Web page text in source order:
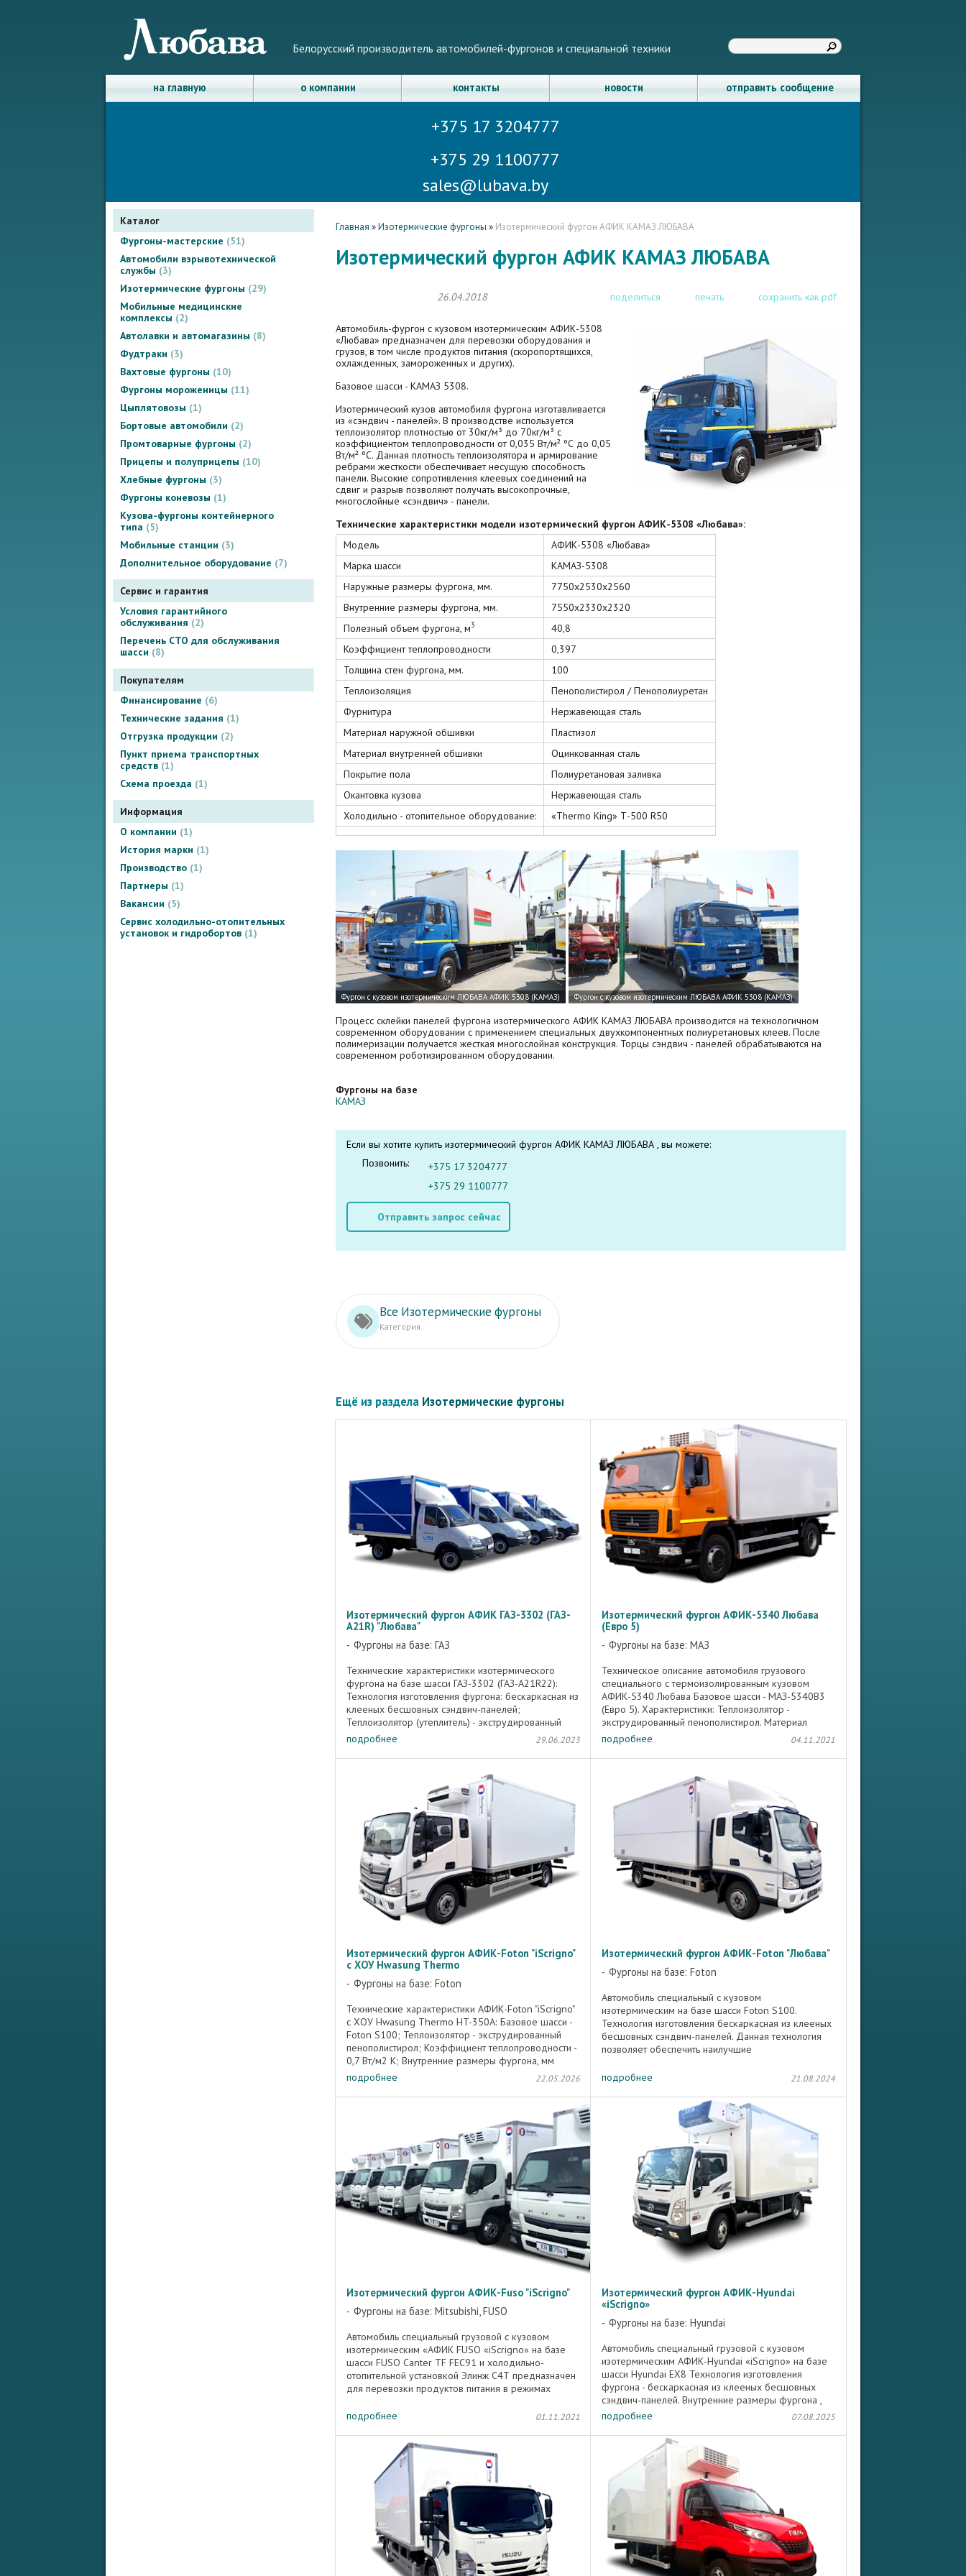
Белорусский производитель автомобилей-фургонов и специальной техники
на главную о компании контакты новости отправить сообщение
+375 17 3204777
+375 29 1100777
sales@lubava.by
Каталог
Фургоны-мастерские
51
Автомобили взрывотехнической
службы
3
Изотермические фургоны
29
Мобильные медицинские
комплексы
2
Автолавки и автомагазины
8
Фудтраки
3
Вахтовые фургоны 10
Фургоны мороженицы 11
Цыплятовозы 1
Бортовые автомобили
2
Промтоварные фургоны
2
Прицепы и полуприцепы 10
Хлебные фургоны
3
Фургоны коневозы 1
Кузова-фургоны контейнерного
типа
5
Мобильные станции
3
Дополнительное оборудование
7
Сервис и гарантия
Условия гарантийного
обслуживания
2
Перечень СТО для обслуживания
шасси
8
Покупателям
Финансирование
6
Технические задания 1
Отгрузка продукции
2
Пункт приема транспортных
средств 1
Схема проезда 1
Информация
О компании 1
История марки 1
Производство 1
Партнеры 1
Вакансии
5
Сервис холодильно-отопительных
установок и гидробортов 1
Главная »Изотермические фургоны » Изотермический фургон АФИК КАМАЗ ЛЮБАВА
Изотермический фургон АФИК КАМАЗ ЛЮБАВА
26.04.2018 поделиться печать сохранить как pdf
Автомобиль-фургон с кузовом изотермическим АФИК-5308
«Любава» предназначен для перевозки оборудования и
грузов, в том числе продуктов питания (скоропортящихся,
охлажденных, замороженных и других).
Базовое шасси - КАМАЗ 5308.
Изотермический кузов автомобиля фургона изготавливается
из «сэндвич - панелей». В производстве используется
теплоизолятор плотностью от 30кг/м³ до 70кг/м³ с
коэффициентом теплопроводности от 0,035 Вт/м² ºС до 0,05
Вт/м² ºС. Данная плотность теплоизолятора и армирование
ребрами жесткости обеспечивает несущую способность
панели. Высокие сопротивления клеевых соединений на
сдвиг и разрыв позволяют получать высокопрочные,
многослойные «сэндвич» - панели.
Технические характеристики модели изотермический фургон АФИК-5308 «Любава»:
Модель
АФИК-5308 «Любава»
Марка шасси
КАМАЗ-5308
Наружные размеры фургона, мм.
7750х2530х2560
Внутренние размеры фургона, мм.
7550х2330х2320
Полезный объем фургона, м3
40,8
Коэффициент теплопроводности
0,397
Толщина стен фургона, мм.
100
Теплоизоляция
Пенополистирол / Пенополиуретан
Фурнитура
Нержавеющая сталь
Материал наружной обшивки
Пластизол
Материал внутренней обшивки
Оцинкованная сталь
Покрытие пола
Полиуретановая заливка
Окантовка кузова
Нержавеющая сталь
Холодильно - отопительное оборудование:
«Thermo King» Т-500 R50
Процесс склейки панелей фургона изотермического АФИК КАМАЗ ЛЮБАВА производится на технологичном
современном оборудовании с применением специальных двухкомпонентных полиуретановых клеев. После
полимеризации получается жесткая многослойная конструкция. Торцы сэндвич - панелей обрабатываются на
современном роботизированном оборудовании.
Фургоны на базе
КАМАЗ
Если вы хотите купить изотермический фургон АФИК КАМАЗ ЛЮБАВА , вы можете:
Позвонить:
+375 17 3204777
+375 29 1100777
Отправить запрос сейчас
Все Изотермические фургоны
Категория
Ещё из раздела Изотермические фургоны
Изотермический фургон АФИК ГАЗ-3302 (ГАЗ-
А21R) "Любава"
Фургоны на базе: ГАЗ
Технические характеристики изотермического
фургона на базе шасси ГАЗ-3302 (ГАЗ-А21R22):
Технология изготовления фургона: бескаркасная из
клееных бесшовных сэндвич-панелей;
Теплоизолятор (утеплитель) - экструдированный
пенополистирол; Наружные ...
подробнее 29.06.2023
Изотермический фургон АФИК-5340 Любава
(Евро 5)
Фургоны на базе: МАЗ
Техническое описание автомобиля грузового
специального с термоизолированным кузовом
АФИК-5340 Любава Базовое шасси - МАЗ-5340B3
(Евро 5). Характеристики: Теплоизолятор -
экструдированный пенополистирол. Материал
наружной обшивки стен дверей и крыши ...
подробнее 04.11.2021
Изотермический фургон АФИК-Foton "iScrigno"
с ХОУ Hwasung Thermo
Фургоны на базе: Foton
Технические характеристики АФИК-Foton "iScrigno"
c ХОУ Hwasung Thermo HT-350А: Базовое шасси -
Foton S100; Теплоизолятор - экструдированный
пенополистирол; Коэффициент теплопроводности -
0,7 Вт/м2 K; Внутренние размеры фургона, мм
(Д*Ш*В) ≈ ...
подробнее 22.05.2026
Изотермический фургон АФИК-Foton "Любава"
Фургоны на базе: Foton
Автомобиль специальный с кузовом
изотермическим на базе шасси Foton S100.
Технология изготовления бескаркасная из клееных
бесшовных сэндвич-панелей. Данная технология
позволяет обеспечить наилучшие
«тепловых ...
подробнее 21.08.2024
Изотермический фургон АФИК-Fuso "iScrigno"
Фургоны на базе: Mitsubishi, FUSO
Автомобиль специальный грузовой с кузовом
изотермическим «АФИК FUSO «iScrigno» на базе
шасси FUSO Canter TF FEC91 и холодильно-
отопительной установкой Элинж С4Т предназначен
для перевозки продуктов питания в режимах
подробнее
01.11.2021
Изотермический фургон АФИК-Hyundai
«iScrigno»
Фургоны на базе: Hyundai
Автомобиль специальный грузовой с кузовом
изотермическим АФИК-Hyundai «iScrigno» на базе
шасси Hyundai EX8 Технология изготовления
фургона - бескаркасная из клееных бесшовных
сэндвич-панелей. Внутренние размеры фургона ,
мм (ДхШхВ): 4840х2180х2084. ...
подробнее 07.08.2025